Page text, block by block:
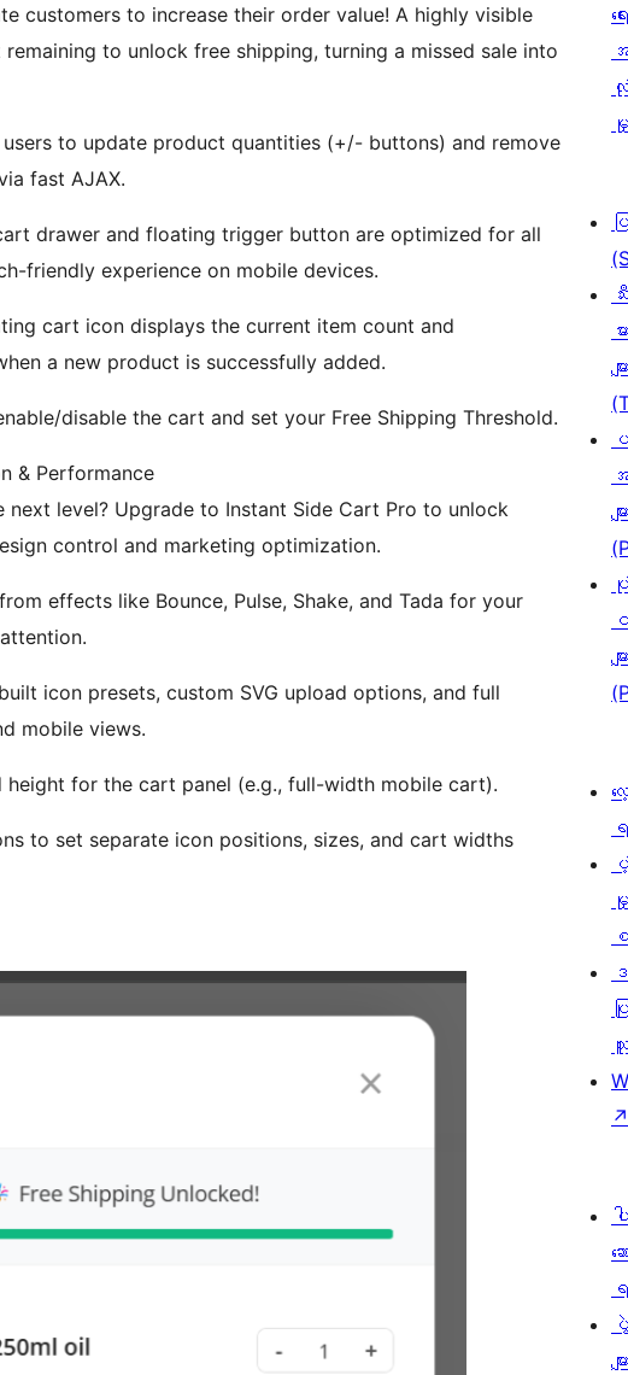
customers to increase their order value! A highly visible
to unlock free shipping, turning a missed sale into
users to update product quantities (+/- buttons) and remove
fast AJAX.
drawer and floating trigger button are optimized for all
friendly experience on mobile devices.
cart icon displays the current item count and
a new product is successfully added.
disable the cart and set your Free Shipping Threshold.
& Performance
level? Upgrade to Instant Side Cart Pro to unlock
control and marketing optimization.
effects like Bounce, Pulse, Shake, and Tada for your
icon presets, custom SVG upload options, and full
mobile views.
for the cart panel (e.g., full-width mobile cart).
to set separate icon positions, sizes, and cart widths
ရေး
မှု
မား
များ
များ
များ
လ
မှု
သူ
↗
များ